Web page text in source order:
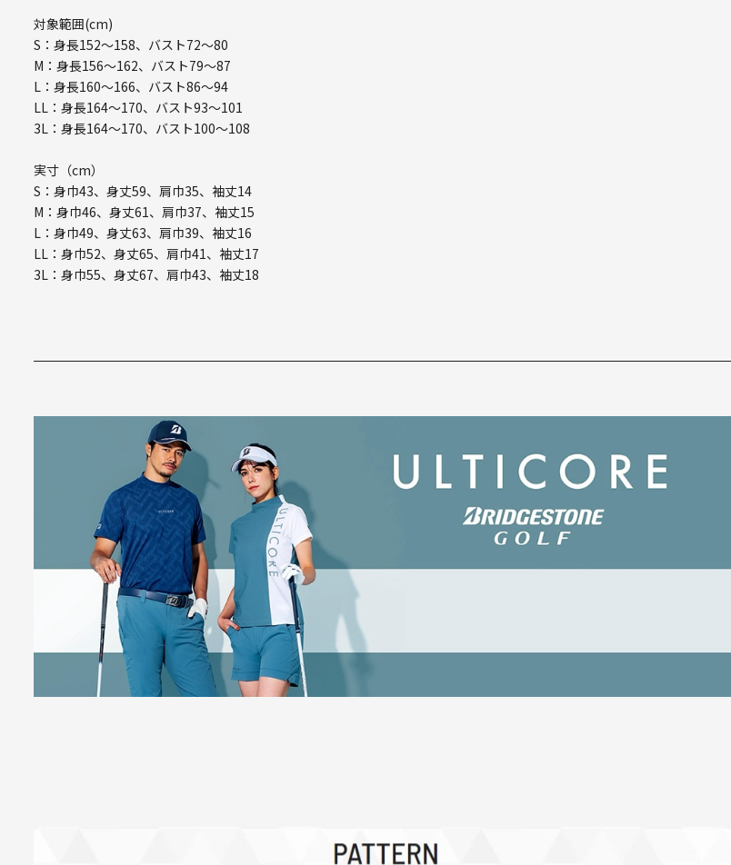
対象範囲(cm)
S：身長152～158、バスト72～80
M：身長156～162、バスト79～87
L：身長160～166、バスト86～94
LL：身長164～170、バスト93～101
3L：身長164～170、バスト100～108
実寸（cm）
S：身巾43、身丈59、肩巾35、袖丈14
M：身巾46、身丈61、肩巾37、袖丈15
L：身巾49、身丈63、肩巾39、袖丈16
LL：身巾52、身丈65、肩巾41、袖丈17
3L：身巾55、身丈67、肩巾43、袖丈18